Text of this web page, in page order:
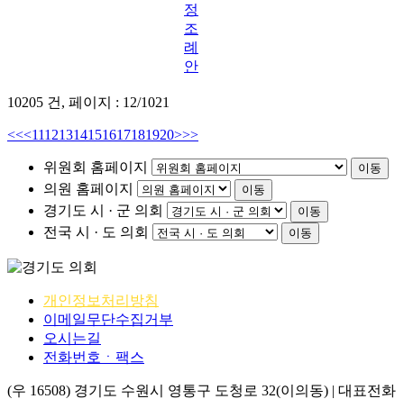
정
조
례
안
10205 건, 페이지 : 12/1021
<<<11121314151617181920>>>
위원회 홈페이지 이동
의원 홈페이지 이동
경기도 시 · 군 의회 이동
전국 시 · 도 의회 이동
개인정보처리방침
이메일무단수집거부
오시는길
전화번호ㆍ팩스
(우 16508) 경기도 수원시 영통구 도청로 32(이의동) | 대표전화